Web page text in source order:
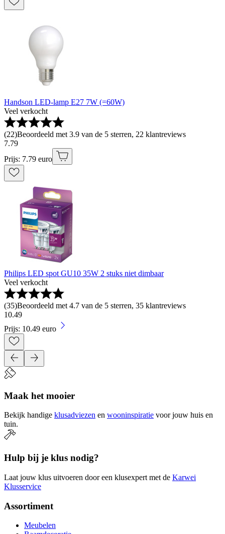
Handson LED-lamp E27 7W (=60W)
Veel verkocht
(22)Beoordeeld met 3.9 van de 5 sterren, 22 klantreviews
7.79
Prijs: 7.79 euro
Philips LED spot GU10 35W 2 stuks niet dimbaar
Veel verkocht
(35)Beoordeeld met 4.7 van de 5 sterren, 35 klantreviews
10.49
Prijs: 10.49 euro
Maak het mooier
Bekijk handige klusadviezen en wooninspiratie voor jouw huis en
tuin.
Hulp bij je klus nodig?
Laat jouw klus uitvoeren door een klusexpert met de Karwei
Klusservice
Assortiment
Meubelen